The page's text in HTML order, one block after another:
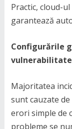
Practic, cloud-
garantează
Configurările
vulnerabilitate
Majoritatea
sunt cauzate
erori simple de
probleme se